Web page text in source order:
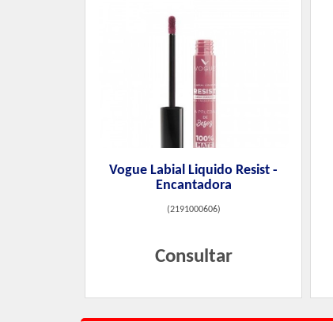
Vogue Labial Liquido Resist -
Encantadora
(2191000606)
Consultar